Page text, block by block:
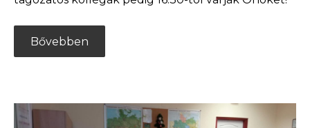
Bővebben